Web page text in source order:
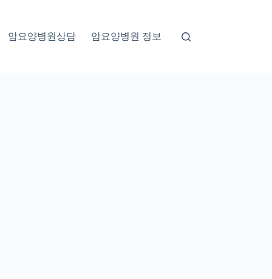
암요양병원상담 암요양병원 정보